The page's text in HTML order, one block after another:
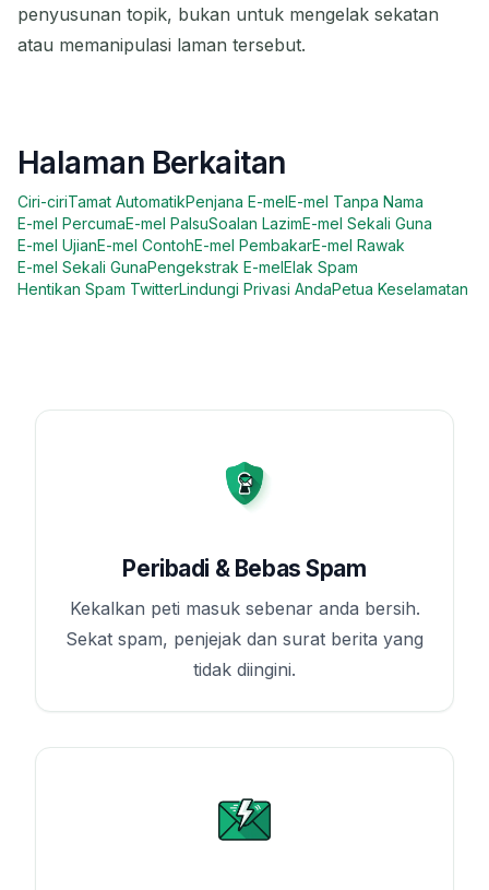
penyusunan topik, bukan untuk mengelak sekatan
atau memanipulasi laman tersebut.
Halaman Berkaitan
Ciri-ciriTamat AutomatikPenjana E-melE-mel Tanpa Nama
E-mel PercumaE-mel PalsuSoalan LazimE-mel Sekali Guna
E-mel UjianE-mel ContohE-mel PembakarE-mel Rawak
E-mel Sekali GunaPengekstrak E-melElak Spam
Hentikan Spam TwitterLindungi Privasi AndaPetua Keselamatan
Peribadi & Bebas Spam
Kekalkan peti masuk sebenar anda bersih.
Sekat spam, penjejak dan surat berita yang
tidak diingini.